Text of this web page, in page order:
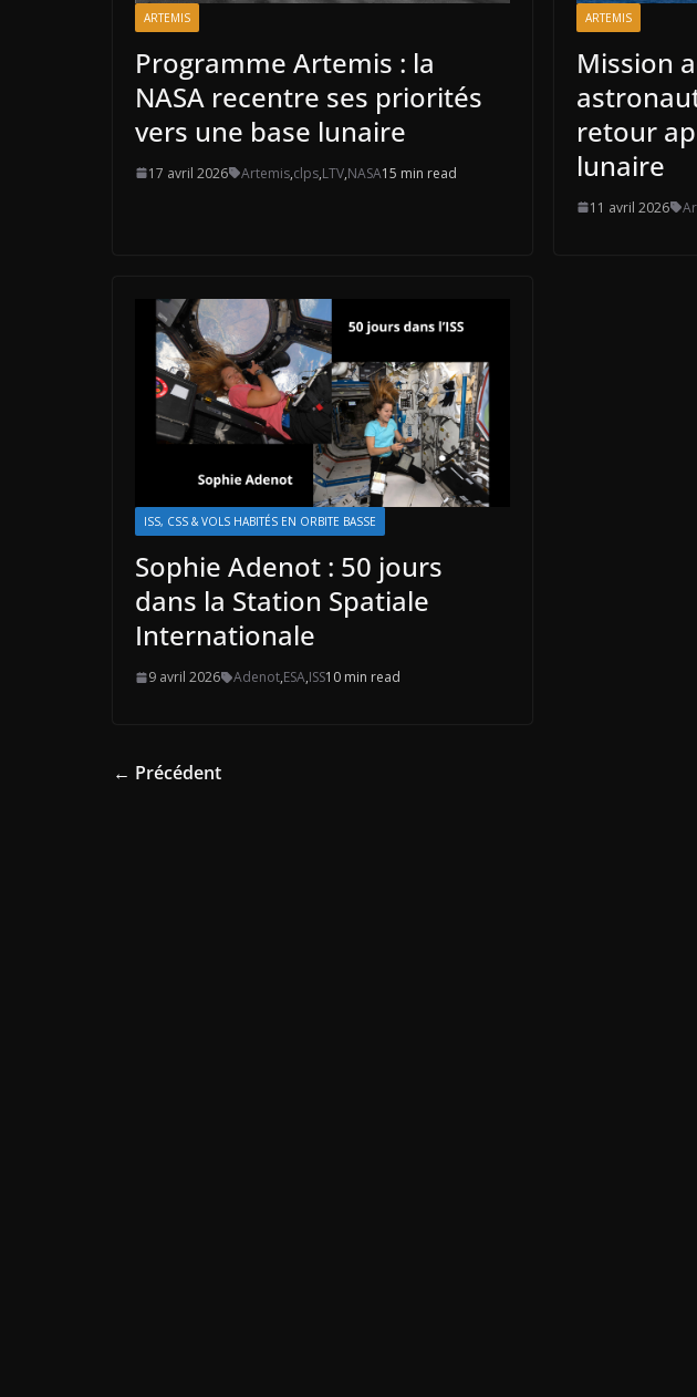
ARTEMIS
Programme Artemis : la
NASA recentre ses priorités
vers une base lunaire
17 avril 2026 Artemis,clps,LTV,NASA15 min read
ARTEMIS
Mission
retour
lunaire
11 avril 2026
ISS, CSS & VOLS HABITÉS EN ORBITE BASSE
Sophie Adenot : 50 jours
dans la Station Spatiale
Internationale
9 avril 2026 Adenot,ESA,ISS10 min read
← Précédent